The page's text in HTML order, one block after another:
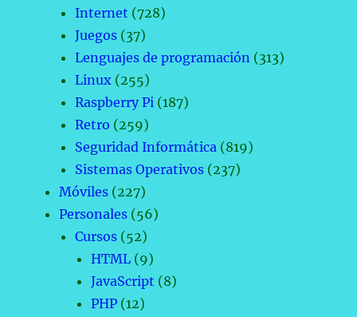
Internet (728)
Juegos (37)
Lenguajes de programación (313)
Linux (255)
Raspberry Pi (187)
Retro (259)
Seguridad Informática (819)
Sistemas Operativos (237)
Móviles (227)
Personales (56)
Cursos (52)
HTML (9)
JavaScript (8)
PHP (12)